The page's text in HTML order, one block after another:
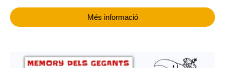
Més informació